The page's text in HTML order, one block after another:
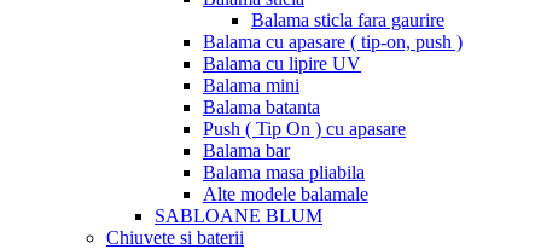
Balama sticla fara gaurire
Balama cu apasare ( tip-on, push )
Balama cu lipire UV
Balama mini
Balama batanta
Push ( Tip On ) cu apasare
Balama bar
Balama masa pliabila
Alte modele balamale
SABLOANE BLUM
Chiuvete si baterii